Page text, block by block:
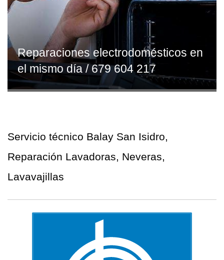
Reparaciones electrodomésticos en
el mismo día / 679 604 217
Servicio técnico Balay San Isidro,
Reparación Lavadoras, Neveras,
Lavavajillas